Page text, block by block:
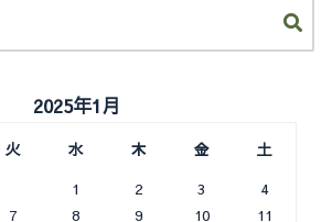
2025年1月
火 水 木 金
土
1
2 3
4
7 8 9 10
11